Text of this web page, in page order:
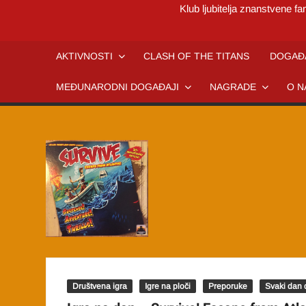
Klub ljubitelja znanstvene
AKTIVNOSTI CLASH OF THE TITANS
MEĐUNARODNI DOGAĐAJI NAGRADE O
Društvena igra Igre na ploči Preporuke Svaki dan